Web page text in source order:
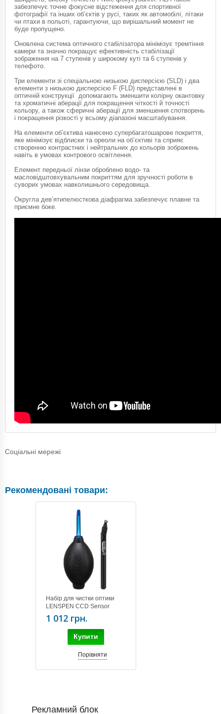
забезпечує точне фокусне відстеження для спортивної
фотографії та інших об’єктів у русі, таких як автомобілі, літаки
чи птахи в польоті, гарантуючи, що вирішальний момент не
буде пропущено.
Оновлена ​​система оптичного стабілізатора мінімізує тремтіння
камери та значно покращує ефективність стабілізації
зображення на 7 ступенів у широкому куті та 6 ступенів у
телефото.
Три елементи зі спеціальною низькою дисперсією (SLD) і два
елементи з низькою дисперсією F (FLD) представлені в
оптичній конструкції допомагають зменшити колірну окантовку
та хроматичні аберації для покращення чіткості й точності
кольору, а також сферичні аберації для зменшення спотворень
і покращення різкості у всьому діапазоні масштабування.
На елементи об’єктива нанесено супербагатошарове покриття,
яке мінімізує відблиски та ореоли на об’єктиві та сприяє
створенню контрастних і нейтральних до кольорів зображень
навіть в умовах контрового освітлення.
Елемент передньої лінзи оброблено водо- та
масловідштовхувальним покриттям для зручності роботи в
суворих умовах навколишнього середовища.
Округла дев’ятипелюсткова діафрагма забезпечує плавне та
приємне боке.
Соціальні мережі
Рекомендовані товари:
Набір для чистки оптики
LENSPEN CCD Sensor
cleaning kit SK-2A
1 012 грн.
Купити
Порівняти
Рекламний блок